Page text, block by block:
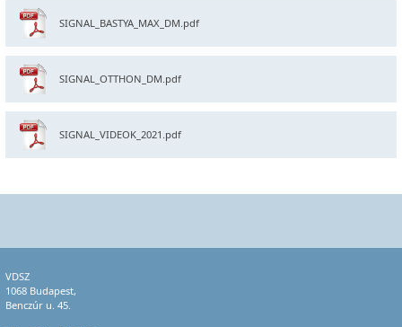
SIGNAL_BASTYA_MAX_DM.pdf
SIGNAL_OTTHON_DM.pdf
SIGNAL_VIDEOK_2021.pdf
VDSZ
1068 Budapest,
Benczúr u. 45.